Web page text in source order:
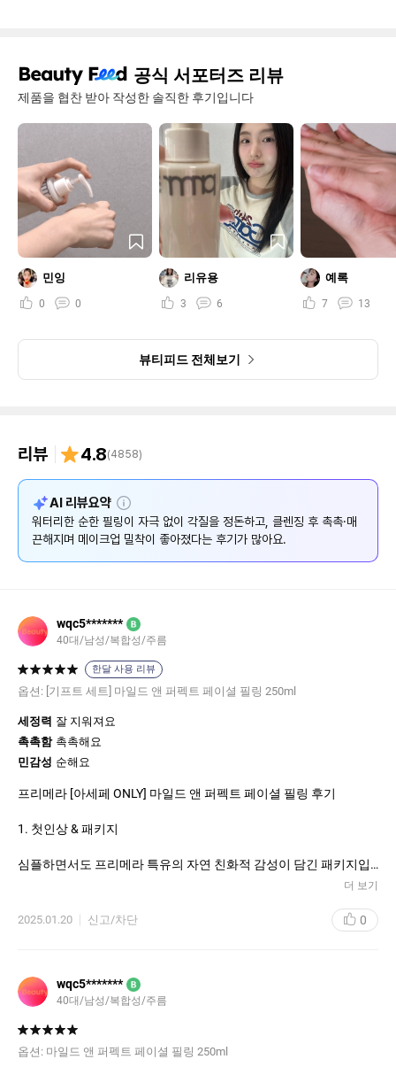
공식 서포터즈 리뷰
제품을 협찬 받아 작성한 솔직한 후기입니다
민잉
0 0
리유용
3 6
예록
7 13
뷰티피드 전체보기
리뷰 4.8(4858)
AI 리뷰요약 설
명
워터리한 순한 필링이 자극 없이 각질을 정돈하고, 클렌징 후 촉촉·매
끈해지며 메이크업 밀착이 좋아졌다는 후기가 많아요.
wqc5******* B
40대/남성/복합성/주름
한달 사용 리뷰
옵션: [기프트 세트] 마일드 앤 퍼펙트 페이셜 필링 250ml
세정력 잘 지워져요
촉촉함 촉촉해요
민감성 순해요
프리메라 [아세페 ONLY] 마일드 앤 퍼펙트 페이셜 필링 후기
1. 첫인상 & 패키지
심플하면서도 프리메라 특유의 자연 친화적 감성이 담긴 패키지입
니다. 깔끔한 디자인과 튜브 타입 용기로 사용이 간편하며, 위생적
느낌 없이 매끄럽게 발립니다. 미세한 필링 입자가 피부에 부담을
주지 않고 순하게 각질을 제거해 줍니다.
• 향
쾌한 기분을 줍니다.
더 보기
2025.01.20 신고/차단 0
wqc5******* B
40대/남성/복합성/주름
옵션: 마일드 앤 퍼펙트 페이셜 필링 250ml